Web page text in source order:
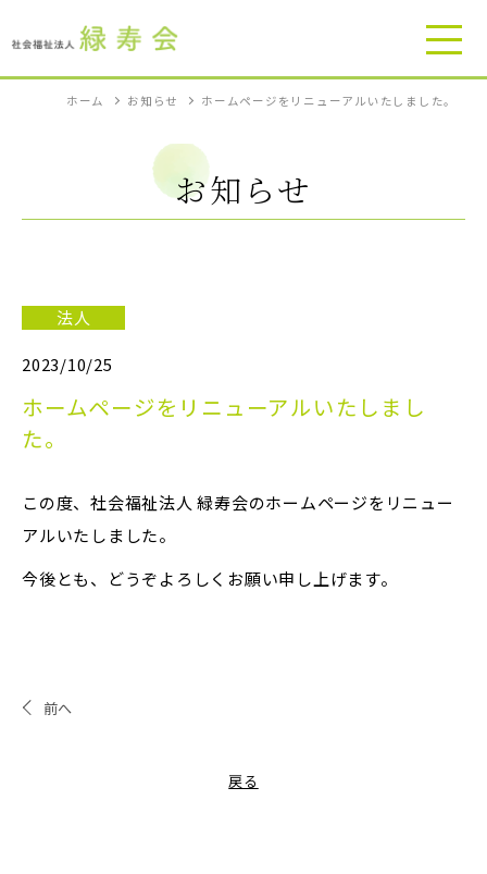
お知らせ
お問い合わせ
採用情報
ホーム お知らせ ホームページをリニューアルいたしました。
お知らせ
法人
2023/10/25
ホームページをリニューアルいたしまし
た。
この度、社会福祉法人 緑寿会のホームページをリニュー
アルいたしました。
今後とも、どうぞよろしくお願い申し上げます。
前へ
戻る